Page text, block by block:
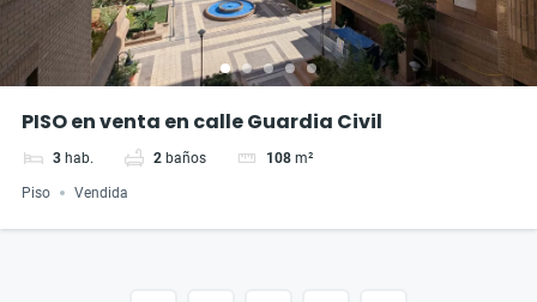
PISO en venta en calle Guardia Civil
3 hab. 2 baños 108 m²
Piso Vendida